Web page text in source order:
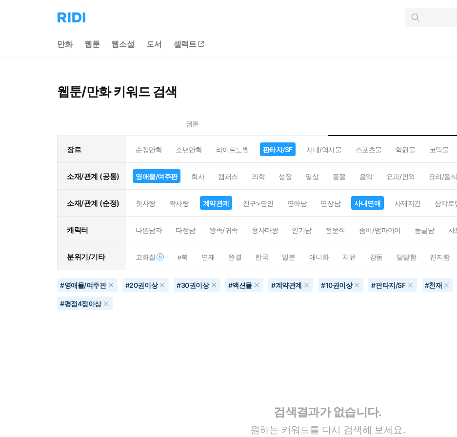
리
디
으
인
만화 웹툰 웹소설 도서 셀렉트
웹툰/만화 키워드 검색
웹툰
장르 순정만화 소년만화 라이트노벨 판타지/SF 시대/역사물 스포츠물 학원물 코믹물
소재/관계 (공통) 영애물/여주판 회사 캠퍼스 의학 성장 일상 동물 음악 요괴/인외 요리/음식
소재/관계 (순정) 첫사랑 짝사랑 계약관계 친구>연인 연하남 연상남 사내연애 사제지간 삼각로
캐릭터 나쁜남자 다정남 왕족/귀족 용사마왕 인기남 전문직 좀비/뱀파이어 능글남 차
분위기/기타 고화질 e북 연재 완결 한국 일본 애니화 치유 감동 달달함 진지함
#영애물/여주판 #20권이상 #30권이상 #액션물 #계약관계 #10권이상 #판타지/SF #천재
#평점4점이상
검색결과가 없습니다.
원하는 키워드를 다시 검색해 보세요.